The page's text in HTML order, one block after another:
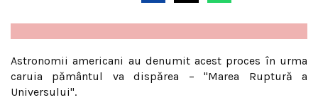
Astronomii americani au denumit acest proces în urma
caruia pământul va dispărea – "Marea Ruptură a
Universului".